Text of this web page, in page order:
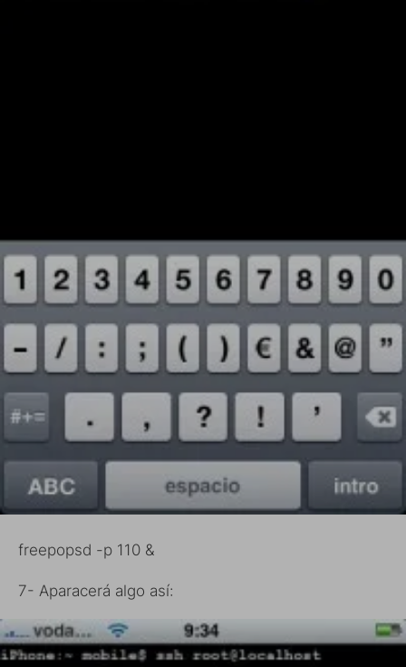
freepopsd -p 110 &
7- Aparacerá algo así: